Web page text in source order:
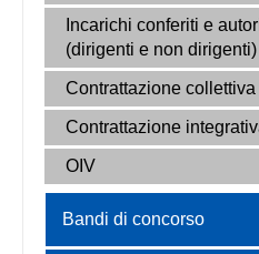
Incarichi conferiti e
(dirigenti e non dirigenti)
Contrattazione collettiva
Contrattazione
OIV
Bandi di concorso